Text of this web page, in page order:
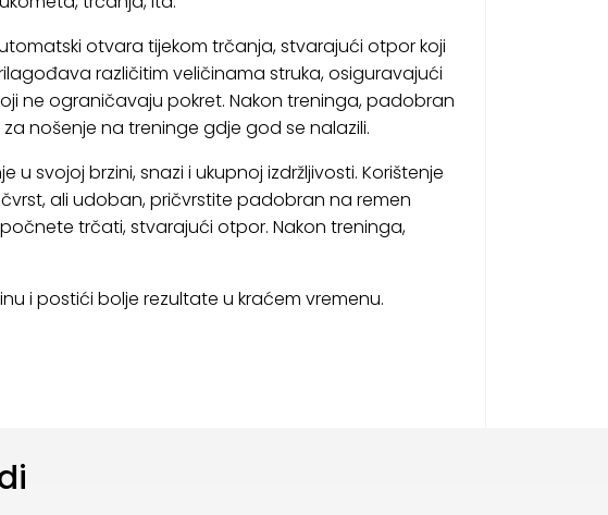
otvara tijekom trčanja, stvarajući otpor koji
različitim veličinama struka, osiguravajući
ne ograničavaju pokret. Nakon treninga, padobran
nošenje na treninge gdje god se nalazili.
svojoj brzini, snazi i ukupnoj izdržljivosti. Korištenje
ali udoban, pričvrstite padobran na remen
trčati, stvarajući otpor. Nakon treninga,
i postići bolje rezultate u kraćem vremenu.